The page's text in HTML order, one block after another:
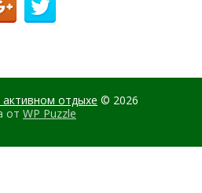
отдыхе © 2026
от WP Puzzle